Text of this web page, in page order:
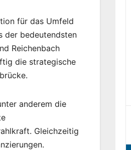
für das Umfeld
der bedeutendsten
Reichenbach
die strategische
anderem die
Gleichzeitig